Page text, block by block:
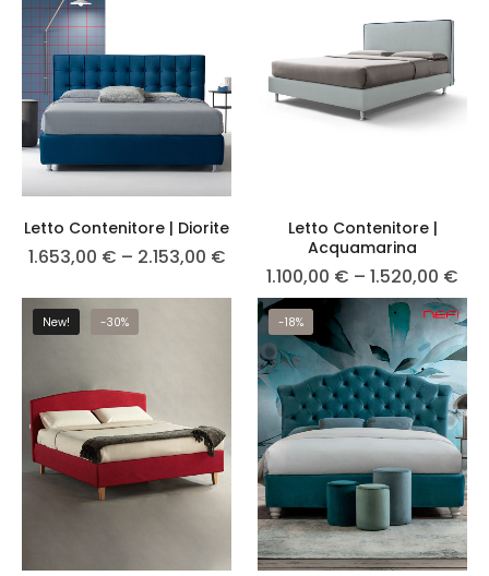
Letto Contenitore | Diorite
1.653,00 € – 2.153,00 €
Letto Contenitore |
Acquamarina
1.100,00 € – 1.520,00 €
New! -30% -18%